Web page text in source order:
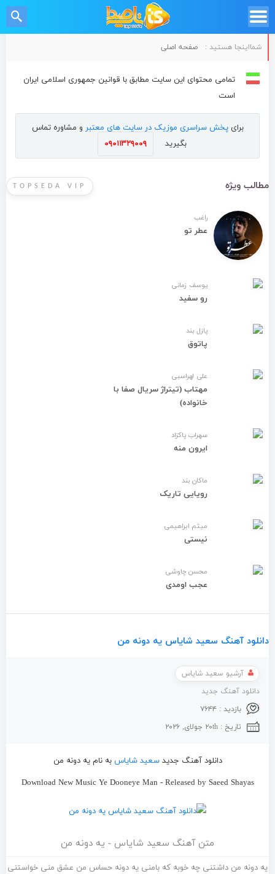
شمااینجا هستید : صفحه اصلی
تمامی محتوای این سایت مطابق با قوانین جمهوری اسلامی ایران
است
برای پخش سراسری موزیک در سایت های معتبر و مشاوره تماس
بگیرید
۰۹۰۱۱۳۲۹۰۰۹
TOPSEDA VIP مطالب ویژه
راغب
عطر تو
یوسف زمانی
رو سفید
پازل بند
پاتوق
علی لهراسبی
مهتاب (تیتراژ سریال صفا با
خانواده)
سهراب پاکزاد
ایرون منه
ماکان بند
رویایی تاریک
میثم ابراهیمی
نیستی
محسن چاوشی
عجب اومدی
دانلود آهنگ سعید شایاس یه دونه من
آرشیو سعید شایاس
دانلود آهنگ جدید
بازدید : ۷۶۴۴
تاریخ : ۲۰th جولای, ۲۰۲۶
دانلود آهنگ جدیدسعید شایاس به نام یه دونه من
Download New Music Ye Dooneye Man - Released by Saeed Shayas
متن آهنگ سعید شایاس - یه دونه من
یه دونه من داشتنی چه خوبه که بامنی یه دونه حساس من عشق منی خواستنی